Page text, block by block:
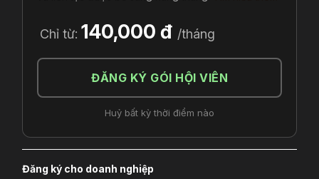
Chỉ từ: 140,000 đ /tháng
ĐĂNG KÝ GÓI HỘI VIÊN
Huỷ bất kỳ thời điểm nào
Đăng ký cho doanh nghiệp